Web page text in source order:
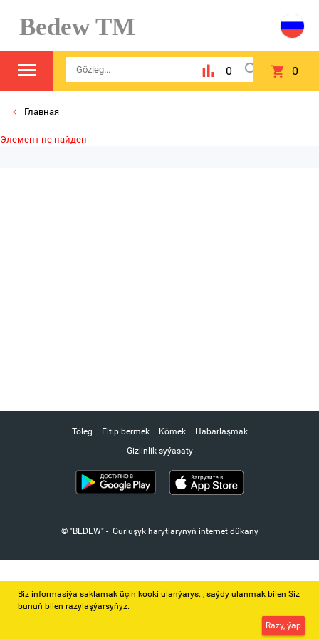
Bedew TM
0 0
Главная
Элемент не найден
Töleg Eltip bermek Kömek
Habarlaşmak
Gizlinlik syýasaty
© "BEDEW" - Gurluşyk harytlarynyň internet dükany
Biz informasiýa saklamak üçin kooki ulanýarys. ‚ saýdy ulanmak bilen Siz
bunuň bilen razylaşýarsyňyz.
Razy, ýap